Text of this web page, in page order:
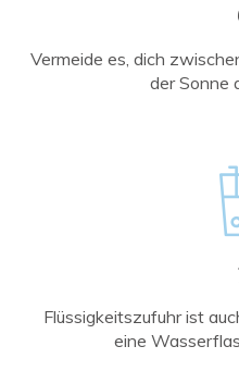
Vermeide es, dich
der Sonne
Flüssigkeitszufuhr ist
eine